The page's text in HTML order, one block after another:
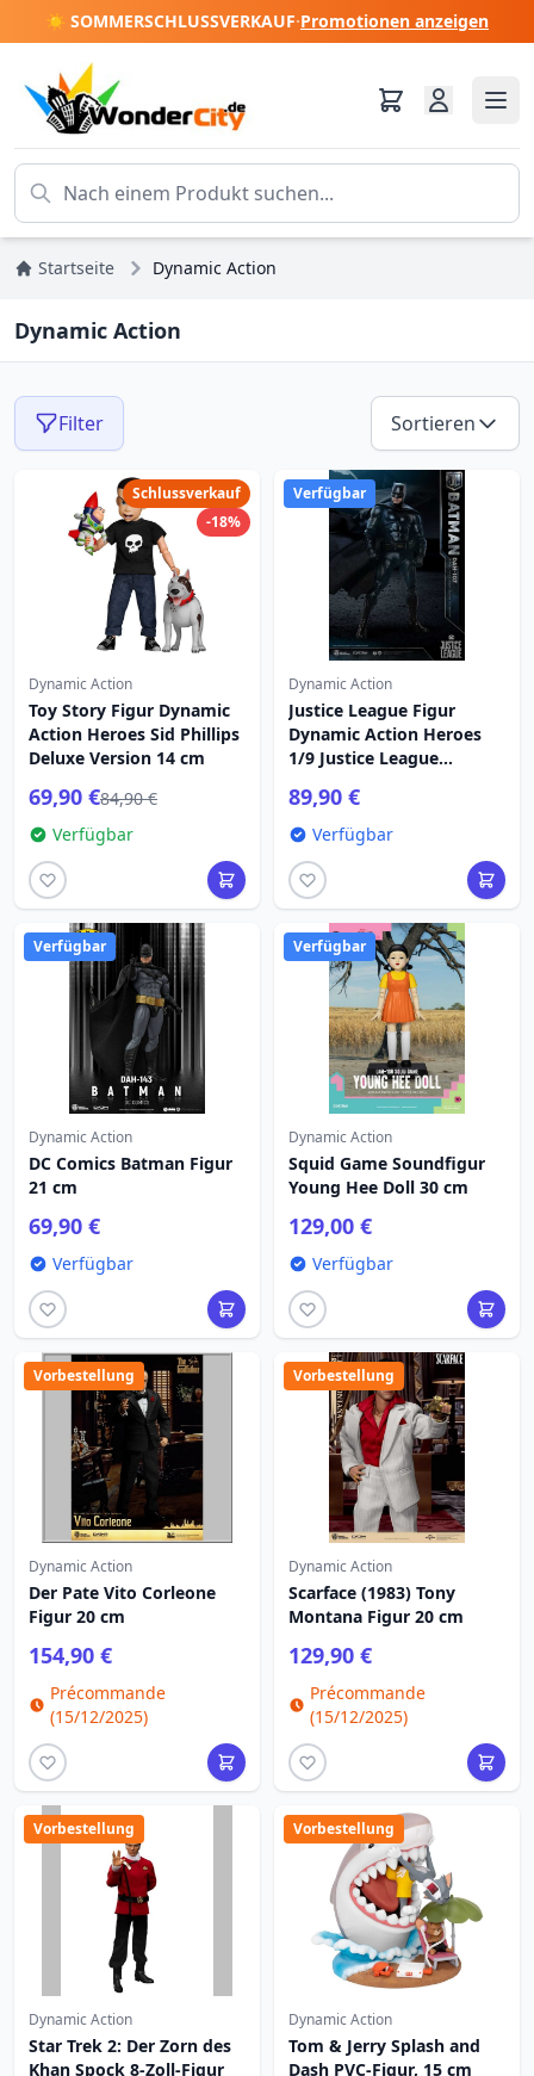
☀️ SOMMERSCHLUSSVERKAUF·Promotionen anzeigen
Startseite Dynamic Action
Dynamic Action
Filter Sortieren
Schlussverkauf
-18%
Dynamic Action
Toy Story Figur Dynamic
Action Heroes Sid Phillips
Deluxe Version 14 cm
69,90 €84,90 €
Verfügbar
Verfügbar
Dynamic Action
Justice League Figur
Dynamic Action Heroes
1/9 Justice League
89,90 €
Verfügbar
Verfügbar
Dynamic Action
DC Comics Batman Figur
21 cm
69,90 €
Verfügbar
Verfügbar
Dynamic Action
Squid Game Soundfigur
Young Hee Doll 30 cm
129,00 €
Verfügbar
Vorbestellung
Dynamic Action
Der Pate Vito Corleone
Figur 20 cm
154,90 €
Précommande
(15/12/2025)
Vorbestellung
Dynamic Action
Scarface (1983) Tony
Montana Figur 20 cm
129,90 €
Précommande
(15/12/2025)
Vorbestellung
Dynamic Action
Star Trek 2: Der Zorn des
Khan Spock 8-Zoll-Figur
Vorbestellung
Dynamic Action
Tom & Jerry Splash and
Dash PVC-Figur, 15 cm